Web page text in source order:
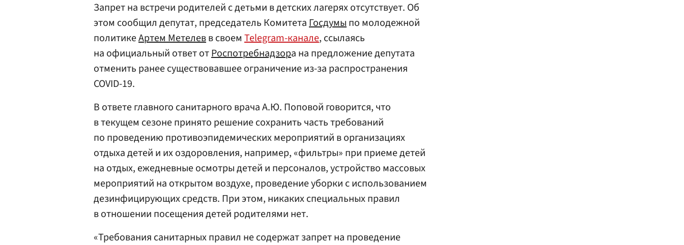
Запрет на встречи родителей с детьми в детских лагерях отсутствует. Об
этом сообщил депутат, председатель КомитетаГосдумыпо молодежной
политикеАртем Метелевв своем Telegram-канале, ссылаясь
на официальный ответ отРоспотребнадзора на предложение депутата
отменить ранее существовавшее ограничение из-за распространения
COVID-19.
В ответе главного санитарного врача А.Ю. Поповой говорится, что
в текущем сезоне принято решение сохранить часть требований
по проведению противоэпидемических мероприятий в организациях
отдыха детей и их оздоровления, например, «фильтры» при приеме детей
на отдых, ежедневные осмотры детей и персоналов, устройство массовых
мероприятий на открытом воздухе, проведение уборки с использованием
дезинфицирующих средств. При этом, никаких специальных правил
в отношении посещения детей родителями нет.
«Требования санитарных правил не содержат запрет на проведение